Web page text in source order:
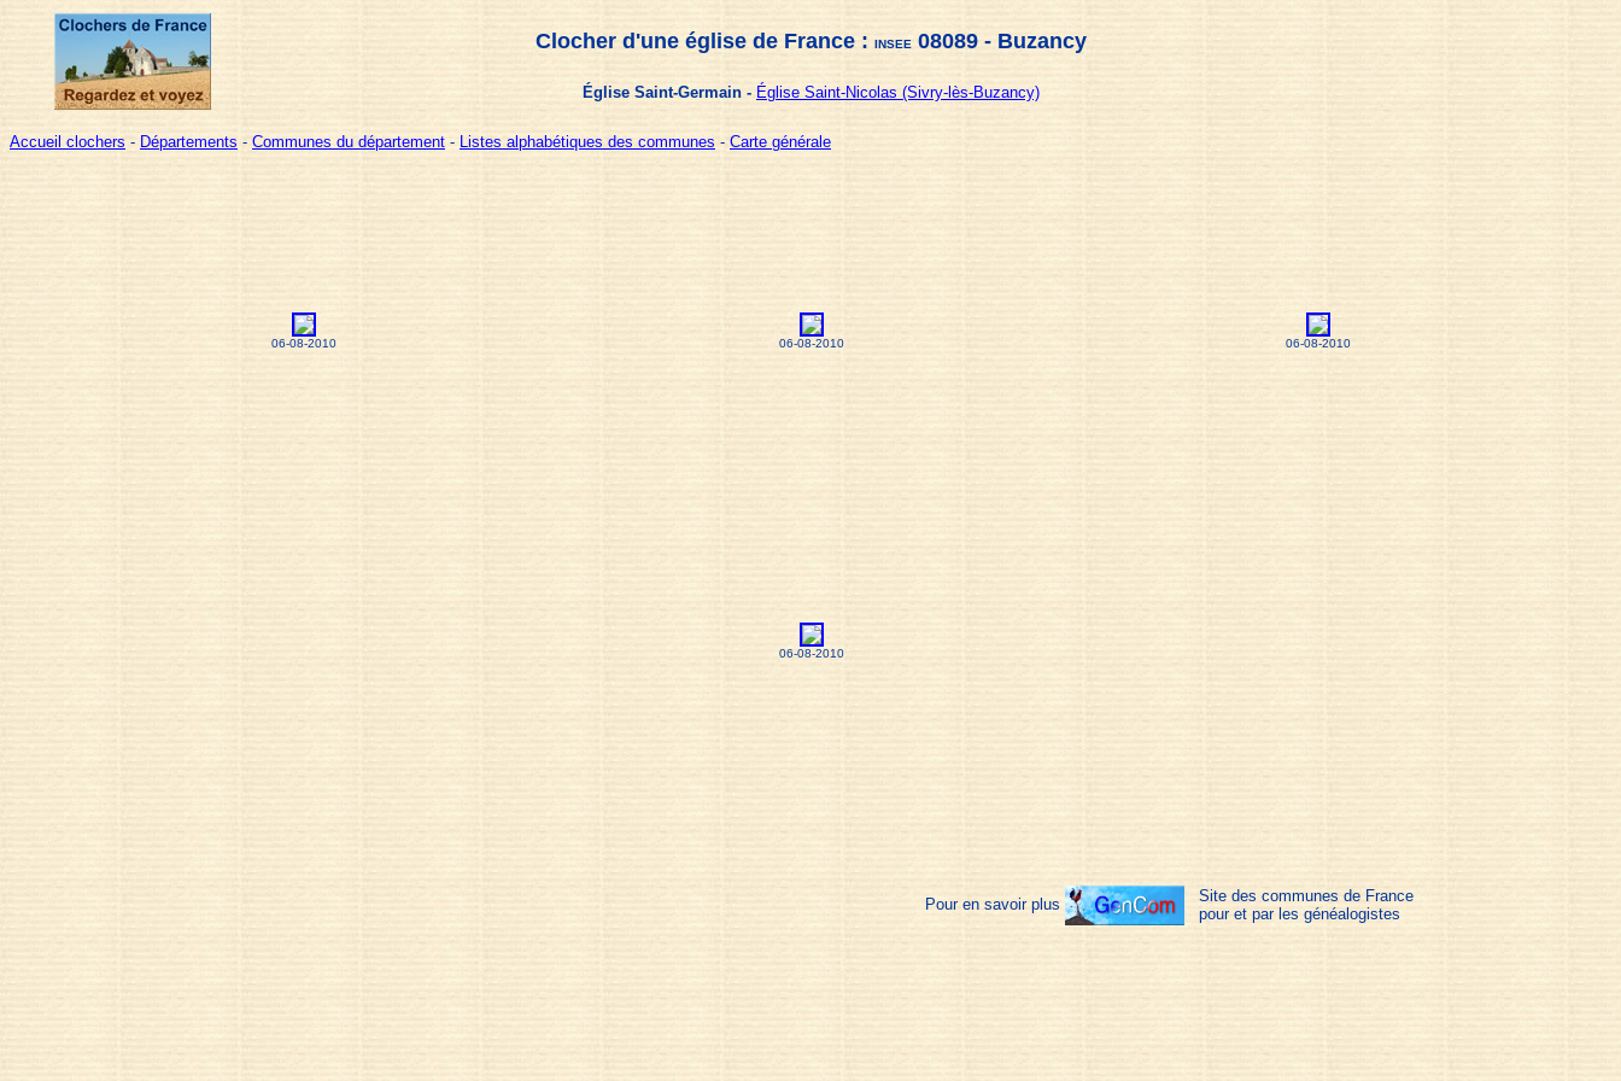
Clocher d'une église de France : INSEE 08089 - Buzancy
Église Saint-Germain - Église Saint-Nicolas (Sivry-lès-Buzancy)
Accueil clochers - Départements - Communes du département - Listes alphabétiques des communes - Carte générale
06-08-2010 06-08-2010 06-08-2010
06-08-2010
Pour en savoir plus
Site des communes de France
pour et par les généalogistes